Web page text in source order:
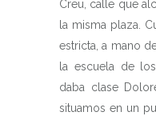
Creu, calle que
la misma plaza.
estricta, a mano
la escuela de
daba clase
situamos en un